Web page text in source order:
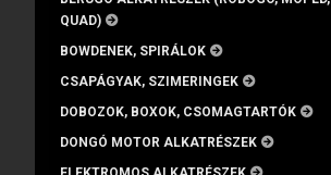
QUAD)
BOWDENEK, SPIRÁLOK
CSAPÁGYAK, SZIMERINGEK
DOBOZOK, BOXOK, CSOMAGTARTÓK
DONGÓ MOTOR ALKATRÉSZEK